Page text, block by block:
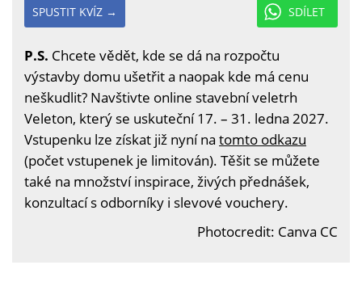
SDÍLET
SPUSTIT KVÍZ →
P.S. Chcete vědět, kde se dá na rozpočtu
výstavby domu ušetřit a naopak kde má cenu
neškudlit? Navštivte online stavební veletrh
Veleton, který se uskuteční 17. – 31. ledna 2027.
Vstupenku lze získat již nyní na tomto odkazu
(počet vstupenek je limitován). Těšit se můžete
také na množství inspirace, živých přednášek,
konzultací s odborníky i slevové vouchery.
Photocredit: Canva CC